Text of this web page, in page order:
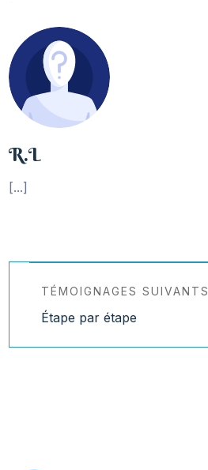
R.L
[...]
TÉMOIGNAGES SUIVANTS
Étape par étape